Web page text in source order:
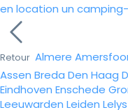
en location un
Retour Almere
Assen Breda Den Haag
Eindhoven Enschede
Leeuwarden Leiden